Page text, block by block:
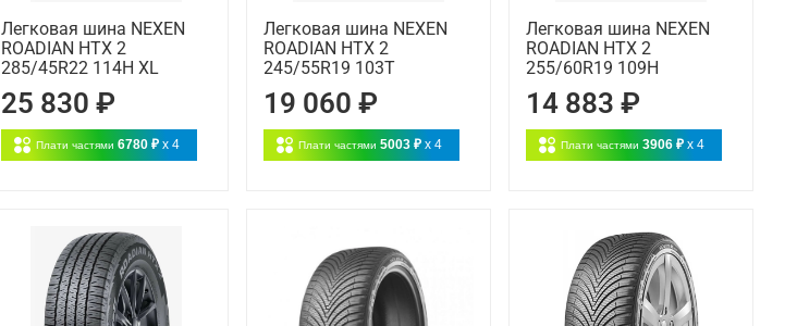
Легковая шина NEXEN
ROADIAN HTX 2
285/45R22 114H XL
25 830 ₽
Плати частями 6780 ₽ x 4
Легковая шина NEXEN
ROADIAN HTX 2
245/55R19 103T
19 060 ₽
Плати частями 5003 ₽ x 4
Легковая шина NEXEN
ROADIAN HTX 2
255/60R19 109H
14 883 ₽
Плати частями 3906 ₽ x 4